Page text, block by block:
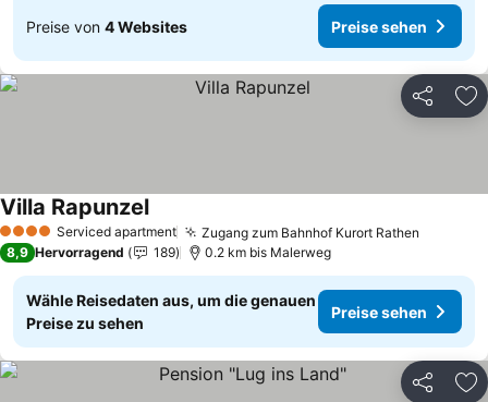
Preise von 4 Websites Preise sehen
Teilen
4 Sterne Serviced apartment Zugang zum Bahnhof Kurort Rathen
Villa RapunzelPreise sehen
8,9 Hervorragend 189 0.2 km bis Malerweg
Wähle Reisedaten aus, um die genauen
Preise zu sehen
Preise sehen
Teilen